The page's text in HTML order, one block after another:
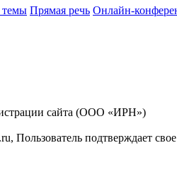
темы Прямая речь Онлайн-
сайта (ООО «ИРН»)
подтверждает